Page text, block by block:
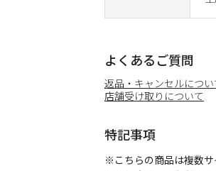
よくあるご質問
返品・キャンセルについ
店舗受け取りについて
特記事項
※こちらの商品は複数